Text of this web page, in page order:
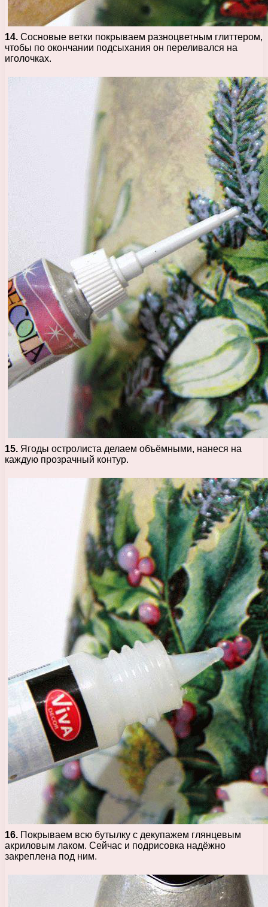
14. Сосновые ветки покрываем разноцветным глиттером,
чтобы по окончании подсыхания он переливался на
иголочках.
15. Ягоды остролиста делаем объёмными, нанеся на
каждую прозрачный контур.
16. Покрываем всю бутылку с декупажем глянцевым
акриловым лаком. Сейчас и подрисовка надёжно
закреплена под ним.